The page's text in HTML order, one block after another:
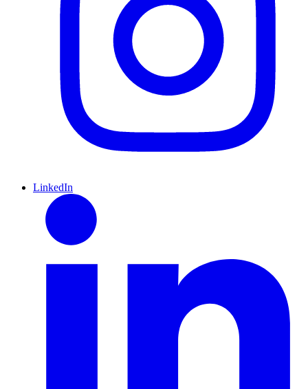
LinkedIn